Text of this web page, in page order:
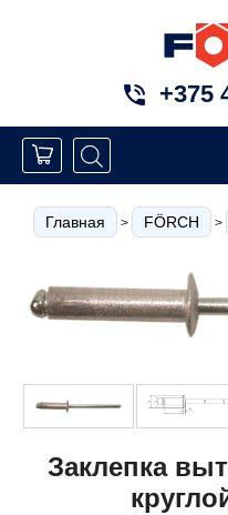
+375
Главная > FÖRCH >
Заклепка